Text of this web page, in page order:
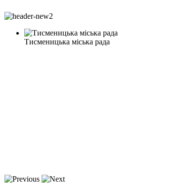
Тисменицька міська рада